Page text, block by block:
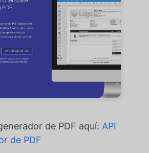
de PDF aquí: API
de PDF